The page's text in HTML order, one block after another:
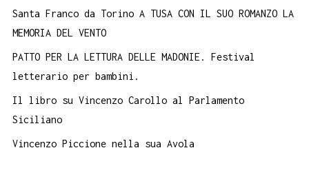
Santa Franco da Torino A TUSA CON IL SUO ROMANZO LA
MEMORIA DEL VENTO
PATTO PER LA LETTURA DELLE MADONIE. Festival
letterario per bambini.
Il libro su Vincenzo Carollo al Parlamento
Siciliano
Vincenzo Piccione nella sua Avola